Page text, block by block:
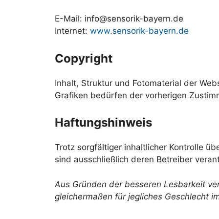
E-Mail: info@sensorik-bayern.de
Internet: www.sensorik-bayern.de
Copyright
Inhalt, Struktur und Fotomaterial der
Grafiken bedürfen der vorherigen
Haftungshinweis
Trotz sorgfältiger inhaltlicher Kontrolle
sind ausschließlich deren Betreiber
Aus Gründen der besseren Lesbarkeit
gleichermaßen für jegliches Geschlecht